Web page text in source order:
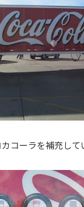
コーラを補充して